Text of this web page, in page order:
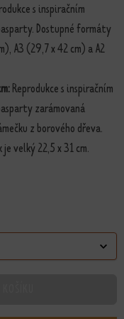
s inspiračním
Dostupné formáty
A3 (29,7 x 42 cm) a A2
Reprodukce s inspiračním
zarámovaná
z borového dřeva.
velký 22,5 x 31 cm.